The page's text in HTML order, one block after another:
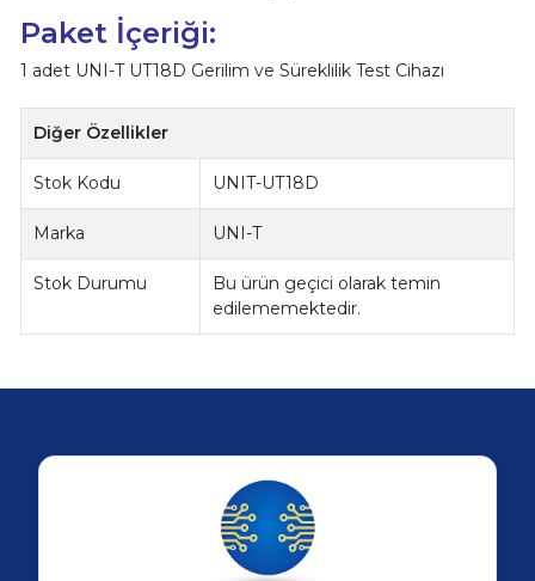
Paket İçeriği:
1 adet UNI-T UT18D Gerilim ve Süreklilik Test Cihazı
Diğer Özellikler
Stok Kodu UNIT-UT18D
Marka UNI-T
Stok Durumu
Bu ürün geçici olarak temin
edilememektedir.